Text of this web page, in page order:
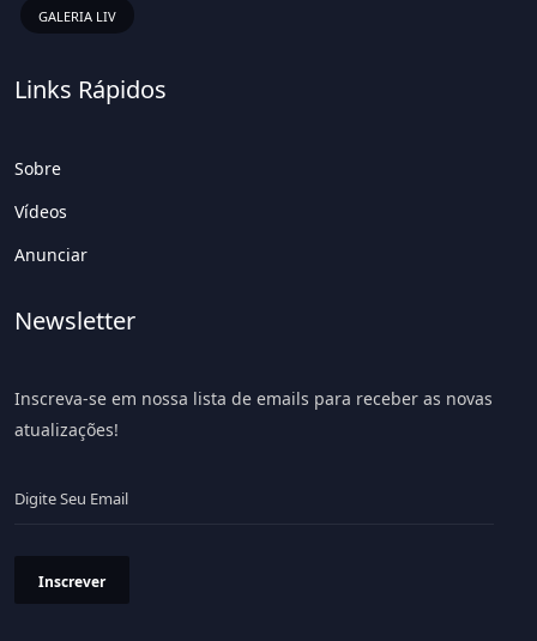
GALERIA LIV
Links Rápidos
Sobre
Vídeos
Anunciar
Newsletter
Inscreva-se em nossa lista de emails para receber as novas
atualizações!
Inscrever